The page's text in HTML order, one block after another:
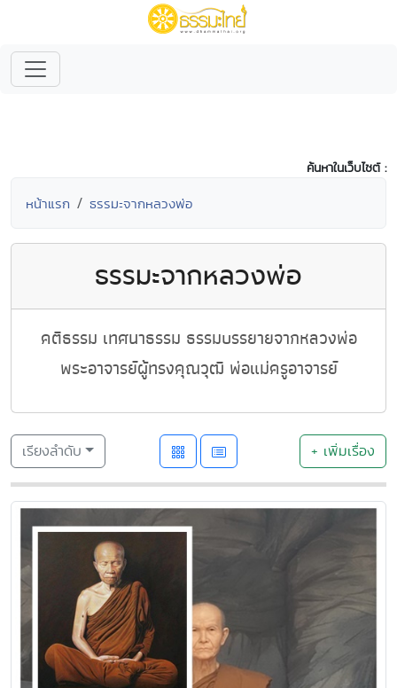
ค้นหาในเว็บไซต์ :
หน้าแรก ธรรมะจากหลวงพ่อ
ธรรมะจากหลวงพ่อ
คติธรรม เทศนาธรรม ธรรมบรรยายจากหลวงพ่อ
พระอาจารย์ผู้ทรงคุณวุฒิ พ่อแม่ครูอาจารย์
เรียงลำดับ + เพิ่มเรื่อง